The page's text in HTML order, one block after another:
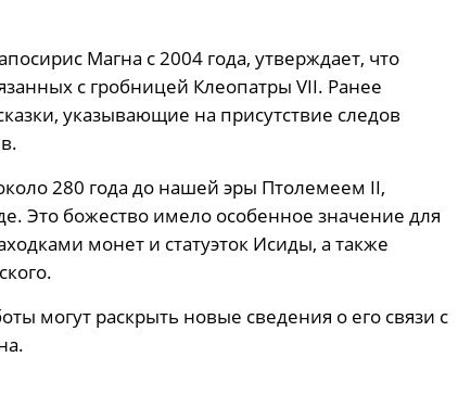
Магна с 2004 года, утверждает, что
с гробницей Клеопатры VII. Ранее
указывающие на присутствие следов
280 года до нашей эры Птолемеем II,
Это божество имело особенное значение для
монет и статуэток Исиды, а также
могут раскрыть новые сведения о его связи с